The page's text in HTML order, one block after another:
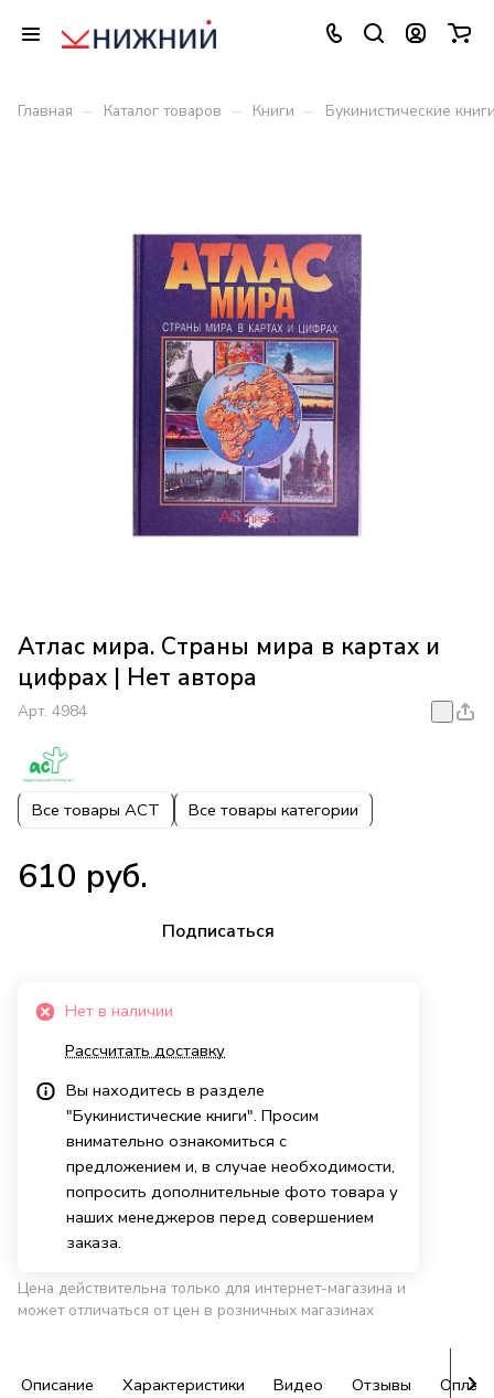
Главная – Каталог товаров – Книги – Букинистические
Атлас мира. Страны мира в картах и
цифрах | Нет автора
Арт. 4984
Все товары АСТ Все товары категории
610 руб.
Подписаться
Нет в наличии
Рассчитать доставку
Вы находитесь в разделе
"Букинистические книги". Просим
внимательно ознакомиться с
предложением и, в случае необходимости,
попросить дополнительные фото товара у
наших менеджеров перед совершением
заказа.
Цена действительна только для интернет-магазина и
может отличаться от цен в розничных магазинах
Описание Характеристики Видео Отзывы Оплата